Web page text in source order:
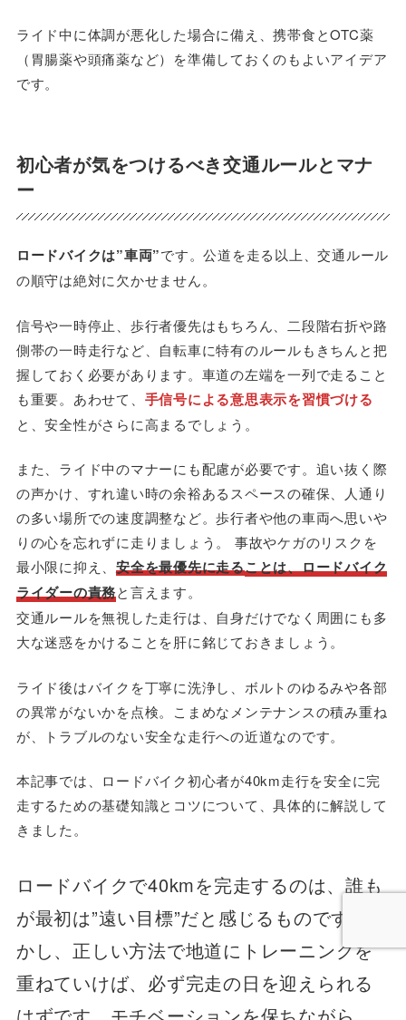
ライド中に体調が悪化した場合に備え、携帯食とOTC薬
（胃腸薬や頭痛薬など）を準備しておくのもよいアイデア
です。
初心者が気をつけるべき交通ルールとマナ
ー
ロードバイクは”車両”です。公道を走る以上、交通ルール
の順守は絶対に欠かせません。
信号や一時停止、歩行者優先はもちろん、二段階右折や路
側帯の一時走行など、自転車に特有のルールもきちんと把
握しておく必要があります。車道の左端を一列で走ること
も重要。あわせて、 手信号による意思表示を習慣づける
と、安全性がさらに高まるでしょう。
また、ライド中のマナーにも配慮が必要です。追い抜く際
の声かけ、すれ違い時の余裕あるスペースの確保、人通り
の多い場所での速度調整など。歩行者や他の車両へ思いや
りの心を忘れずに走りましょう。 事故やケガのリスクを
最小限に抑え、安全を最優先に走ることは、ロードバイク
ライダーの責務と言えます。
交通ルールを無視した走行は、自身だけでなく周囲にも多
大な迷惑をかけることを肝に銘じておきましょう。
ライド後はバイクを丁寧に洗浄し、ボルトのゆるみや各部
の異常がないかを点検。こまめなメンテナンスの積み重ね
が、トラブルのない安全な走行への近道なのです。
本記事では、ロードバイク初心者が40km走行を安全に完
走するための基礎知識とコツについて、具体的に解説して
きました。
ロードバイクで40kmを完走するのは、誰も
が最初は”遠い目標”だと感じるものです。し
かし、正しい方法で地道にトレーニングを
重ねていけば、必ず完走の日を迎えられる